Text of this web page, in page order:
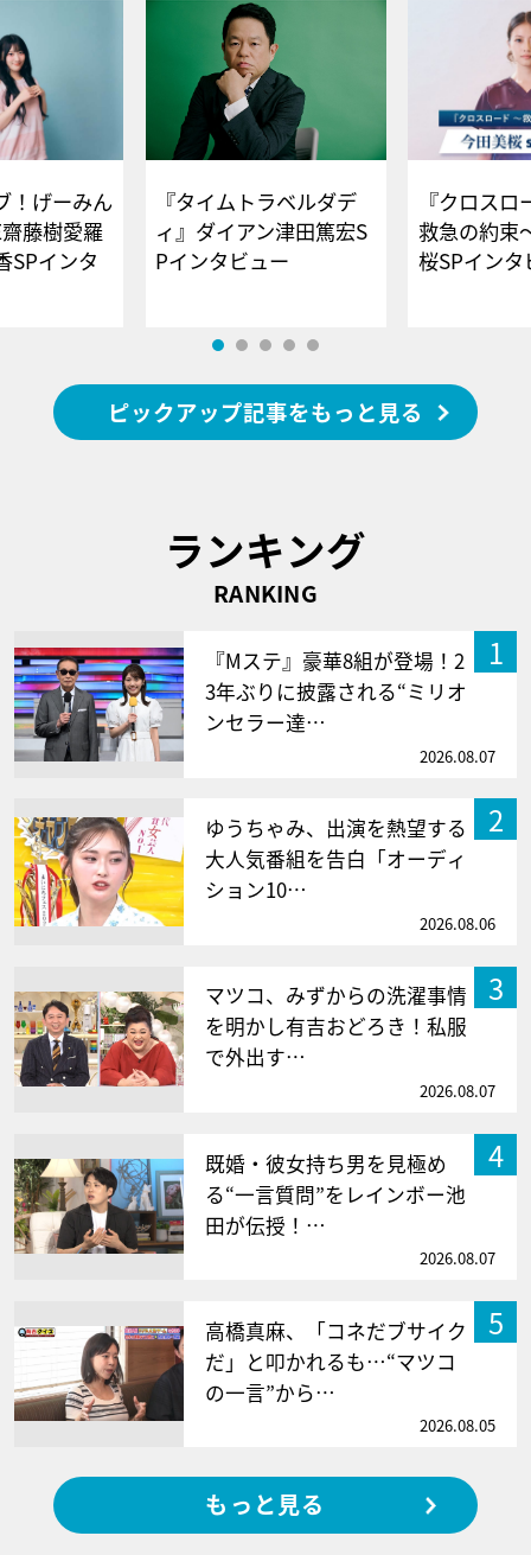
！げーみん
藤樹愛羅
SPインタ
『タイムトラベルダデ
ィ』ダイアン津田篤宏S
Pインタビュー
『クロス
救急の約束
桜SPイ
ピックアップ記事をもっと見る
ランキング
RANKING
1
『Mステ』豪華8組が登場！2
3年ぶりに披露される“ミリオ
ンセラー達…
2026.08.07
2
ゆうちゃみ、出演を熱望する
大人気番組を告白「オーディ
ション10…
2026.08.06
3
マツコ、みずからの洗濯事情
を明かし有吉おどろき！私服
で外出す…
2026.08.07
4
既婚・彼女持ち男を見極め
る“一言質問”をレインボー池
田が伝授！…
2026.08.07
5
高橋真麻、「コネだブサイク
だ」と叩かれるも…“マツコ
の一言”から…
2026.08.05
もっと見る